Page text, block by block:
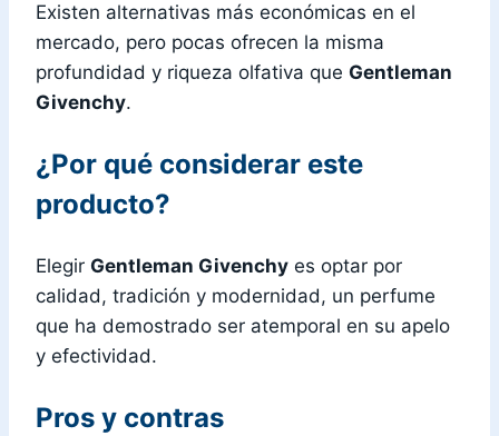
Existen alternativas más económicas en el
mercado, pero pocas ofrecen la misma
profundidad y riqueza olfativa que Gentleman
Givenchy.
¿Por qué considerar este
producto?
Elegir Gentleman Givenchy es optar por
calidad, tradición y modernidad, un perfume
que ha demostrado ser atemporal en su apelo
y efectividad.
Pros y contras